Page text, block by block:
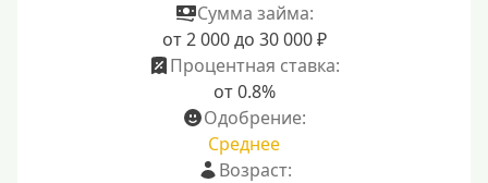
Сумма займа:
от 2 000 до 30 000 ₽
Процентная ставка:
от 0.8%
Одобрение:
Среднее
Возраст: